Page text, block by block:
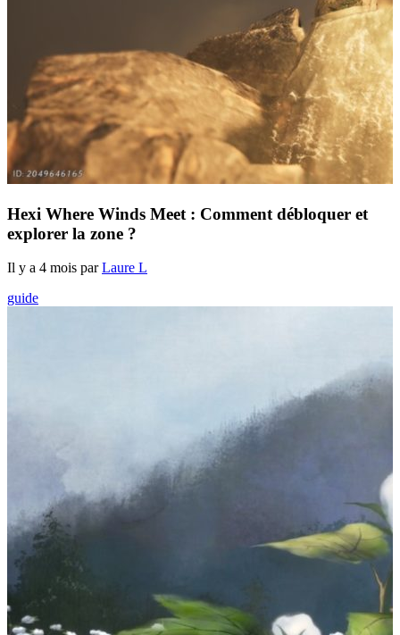
Hexi Where Winds Meet : Comment débloquer et
explorer la zone ?
Il y a 4 mois parLaure L
guide